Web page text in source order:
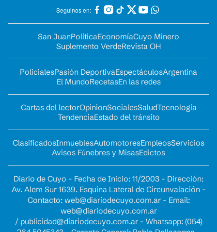
Seguinos en:
San JuanPolíticaEconomíaCuyo Minero
Suplemento VerdeRevista OH
PolicialesPasión DeportivaEspectáculosArgentina
El MundoRecetasEn las redes
Cartas del lectorOpinionSocialesSaludTecnología
TendenciaEstado del tránsito
ClasificadosInmueblesAutomotoresEmpleosServicios
Avisos Fúnebres y MisasEdictos
Diario de Cuyo - Fecha de Inicio: 11/2003 - Dirección:
Av. Alem Sur 1639. Esquina Lateral de Circunvalación -
Contacto: web@diariodecuyo.com.ar- Email:
web@diariodecuyo.com.ar
/ publicidad@diariodecuyo.com.ar- Whatsapp: (054)